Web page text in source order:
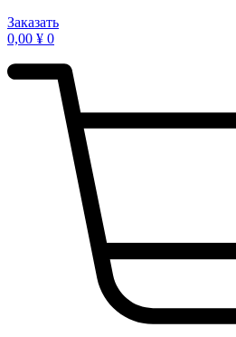
Заказать
0,00 ¥ 0